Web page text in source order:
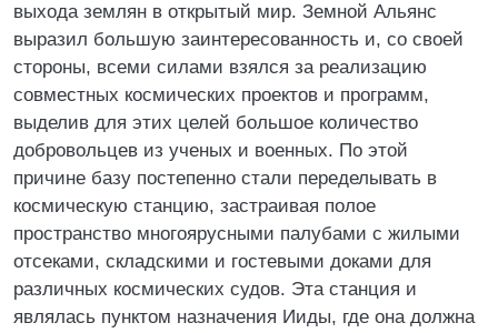
выхода землян в открытый мир. Земной Альянс
выразил большую заинтересованность и, со своей
стороны, всеми силами взялся за реализацию
совместных космических проектов и программ,
выделив для этих целей большое количество
добровольцев из ученых и военных. По этой
причине базу постепенно стали переделывать в
космическую станцию, застраивая полое
пространство многоярусными палубами с жилыми
отсеками, складскими и гостевыми доками для
различных космических судов. Эта станция и
являлась пунктом назначения Ииды, где она должна